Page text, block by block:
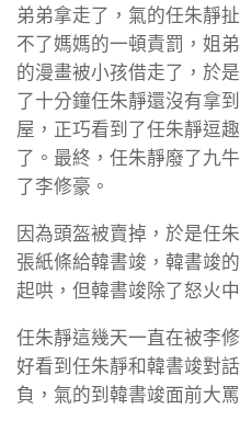
弟弟拿走了，氣的任朱靜
不了媽媽的一頓責罰，姐
的漫畫被小孩借走了，於
了十分鐘任朱靜還沒有拿
屋，正巧看到了任朱靜逗
了。最終，任朱靜廢了九
了李修豪。
因為頭盔被賣掉，於是任
張紙條給韓書竣，韓書竣
起哄，但韓書竣除了怒火
任朱靜這幾天一直在被李
好看到任朱靜和韓書竣對
負，氣的到韓書竣面前大罵